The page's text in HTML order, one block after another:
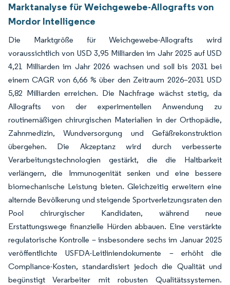
Marktanalyse für Weichgewebe-Allografts von
Mordor Intelligence
Die Marktgröße für Weichgewebe-Allografts wird
voraussichtlich von USD 3,95 Milliarden im Jahr 2025 auf USD
4,21 Milliarden im Jahr 2026 wachsen und soll bis 2031 bei
einem CAGR von 6,66 % über den Zeitraum 2026–2031 USD
5,82 Milliarden erreichen. Die Nachfrage wächst stetig, da
Allografts von der experimentellen Anwendung zu
routinemäßigen chirurgischen Materialien in der Orthopädie,
Zahnmedizin, Wundversorgung und Gefäßrekonstruktion
übergehen. Die Akzeptanz wird durch verbesserte
Verarbeitungstechnologien gestärkt, die die Haltbarkeit
verlängern, die Immunogenität senken und eine bessere
biomechanische Leistung bieten. Gleichzeitig erweitern eine
alternde Bevölkerung und steigende Sportverletzungsraten den
Pool chirurgischer Kandidaten, während neue
Erstattungswege finanzielle Hürden abbauen. Eine verstärkte
regulatorische Kontrolle – insbesondere sechs im Januar 2025
veröffentlichte USFDA-Leitliniendokumente – erhöht die
Compliance-Kosten, standardisiert jedoch die Qualität und
begünstigt Verarbeiter mit robusten Qualitätssystemen.